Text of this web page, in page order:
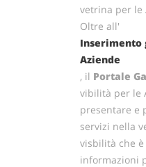
vetrina per le
Oltre all'
Inserimento
Aziende
, il Portale
vibilità per le
presentare e
servizi nella
visbilità che è
informazioni